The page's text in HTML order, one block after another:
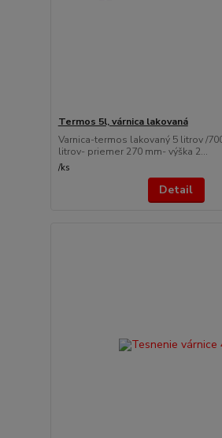
Termos 5l, várnica lakovaná
Varnica-termos lakovaný 5 litrov /
litrov- priemer 270 mm- výška 2...
/ks
Detail